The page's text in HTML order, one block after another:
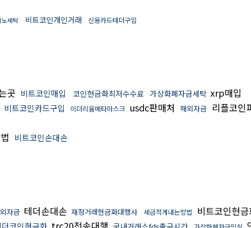
노세탁 비트코인개인거래 신용카드테더구입
곳 비트코인매입 코인현금화최저수수료 가상화폐자금세탁 xrp매입
비트코인카드구입 이더리움메타마스크 usdc판매처 해외자금 리플코인
비트코인손대손
자금 테더손대손 재정거래현금화대행사 세금적게내는방법 비트코인현